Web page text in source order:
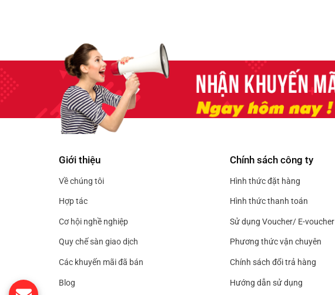
Giới thiệu
Về chúng tôi
Hợp tác
Cơ hội nghề nghiệp
Quy chế sàn giao dịch
Các khuyến mãi đã bán
Blog
Chính sách công ty
Hình thức đặt hàng
Hình thức thanh toán
Sử dụng Voucher/ E-voucher
Phương thức vận chuyên
Chính sách đổi trả hàng
Hướng dẫn sử dụng